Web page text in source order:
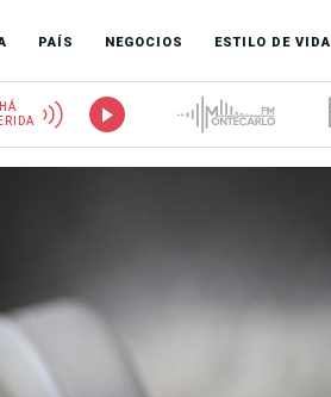
PAÍS NEGOCIOS ESTILO DE VIDA